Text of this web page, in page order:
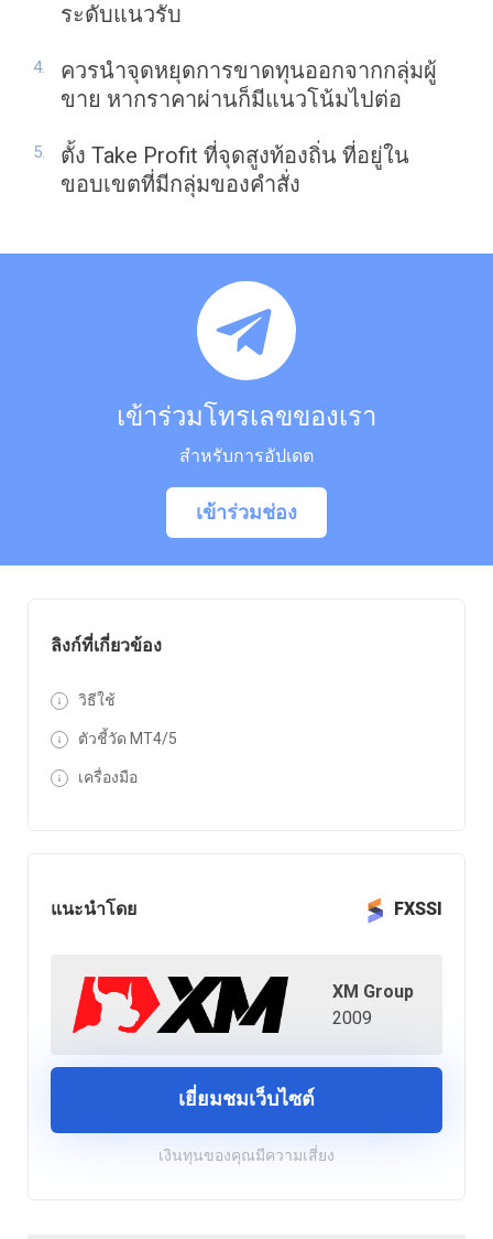
ลิงก์ที่เกี่ยวข้อง
วิธีใช้
ตัวชี้วัด MT4/5
เครื่องมือ
แนะนำโดย FXSSI
XM Group
2009
เยี่ยมชมเว็บไซต์
เงินทุนของคุณมีความเสี่ยง
ระดับแนวรับ
ควรนำจุดหยุดการขาดทุนออกจากกลุ่มผู้
ขาย หากราคาผ่านก็มีแนวโน้มไปต่อ
ตั้ง Take Profit ที่จุดสูงท้องถิ่น ที่อยู่ใน
ขอบเขตที่มีกลุ่มของคำสั่ง
เข้าร่วมโทรเลขของเรา
สำหรับการอัปเดต
เข้าร่วมช่อง